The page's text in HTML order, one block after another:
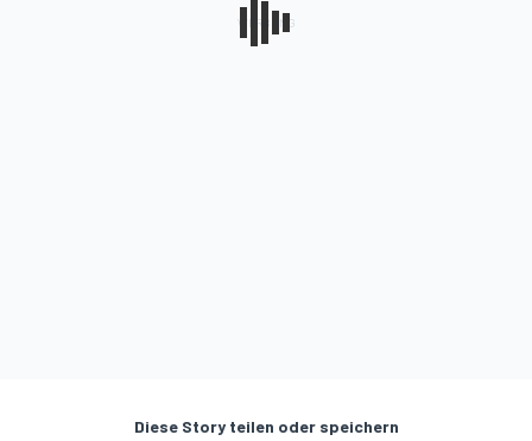
Diese Story teilen oder speichern